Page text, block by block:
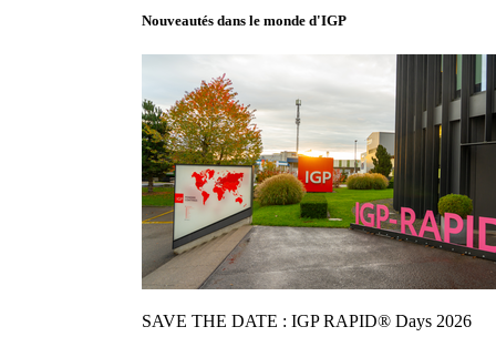
Nouveautés dans le monde d'IGP
SAVE THE DATE : IGP RAPID® Days 2026